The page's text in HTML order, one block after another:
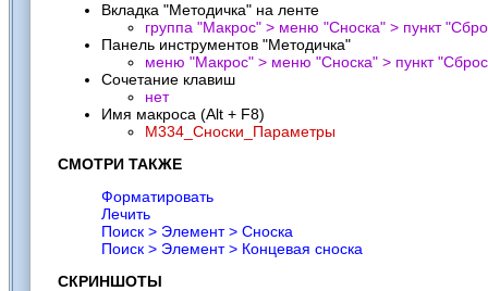
Вкладка "Методичка" на ленте
группа "Макрос" > меню "Сноска" > пункт "
Панель инструментов "Методичка"
меню "Макрос" > меню "Сноска" > пункт "
Сочетание клавиш
нет
Имя макроса (Alt + F8)
M334_Сноски_Параметры
СМОТРИ ТАКЖЕ
Форматировать
Лечить
Поиск > Элемент > Сноска
Поиск > Элемент > Концевая сноска
СКРИНШОТЫ